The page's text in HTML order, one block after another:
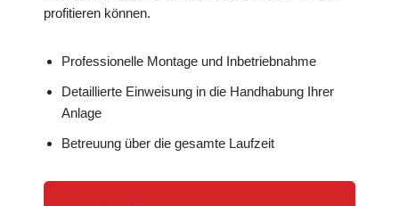
profitieren können.
Professionelle Montage und Inbetriebnahme
Detaillierte Einweisung in die Handhabung Ihrer
Anlage
Betreuung über die gesamte Laufzeit